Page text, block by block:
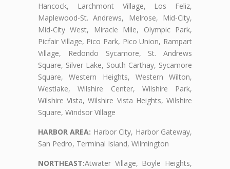
Hancock, Larchmont Village, Los Feliz,
Maplewood-St. Andrews, Melrose, Mid-City,
Mid-City West, Miracle Mile, Olympic Park,
Picfair Village, Pico Park, Pico Union, Rampart
Village, Redondo Sycamore, St. Andrews
Square, Silver Lake, South Carthay, Sycamore
Square, Western Heights, Western Wilton,
Westlake, Wilshire Center, Wilshire Park,
Wilshire Vista, Wilshire Vista Heights, Wilshire
Square, Windsor Village
HARBOR AREA: Harbor City, Harbor Gateway,
San Pedro, Terminal Island, Wilmington
NORTHEAST:Atwater Village, Boyle Heights,